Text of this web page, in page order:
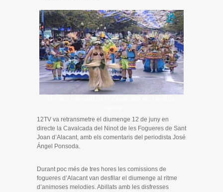
12TV va retransmetre el diumenge 12 de juny en
directe la Cavalcada del Ninot de les Fogueres de Sant
Joan d’Alacant, amb els comentaris del periodista José
Ángel Ponsoda.
Durant poc més de tres hores les comissions de
fogueres d’Alacant van desfilar el diumenge al ritme
d’animoses melodies. Abillats amb les disfresses